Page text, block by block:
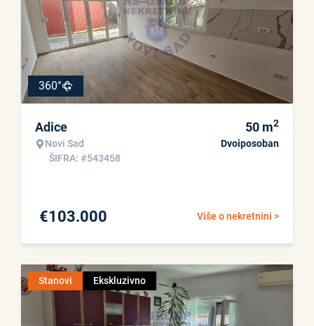
360°
Adice
Novi Sad
ŠIFRA: #543458
50 m2
Dvoiposoban
Više o nekretnini >
€103.000
Stanovi Ekskluzivno